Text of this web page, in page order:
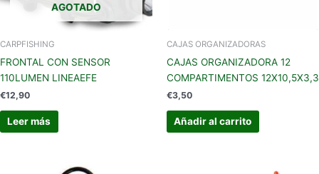
AGOTADO
CARPFISHING
FRONTAL CON SENSOR
110LUMEN LINEAEFE
€12,90
Leer más
CAJAS ORGANIZADORAS
CAJAS ORGANIZADORA 12
COMPARTIMENTOS 12X10,5X3,3
€3,50
Añadir al carrito